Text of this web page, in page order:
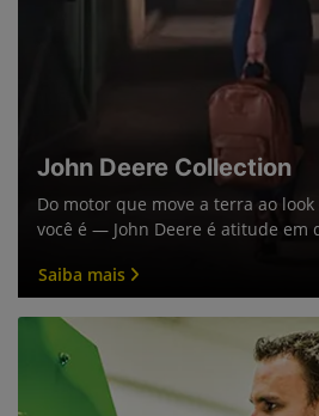
John Deere Collection
Do motor que move a terra ao
você é — John Deere é atitude em
Saiba mais